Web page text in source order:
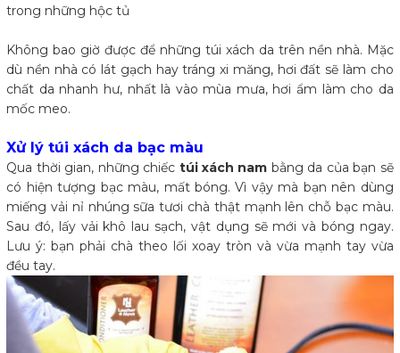
trong những hộc tủ
Không bao giờ được để những túi xách da trên nền nhà. Mặc
dù nền nhà có lát gạch hay tráng xi măng, hơi đất sẽ làm cho
chất da nhanh hư, nhất là vào mùa mưa, hơi ẩm làm cho da
mốc meo.
Xử lý túi xách da bạc màu
Qua thời gian, những chiếc túi xách nam bằng da của bạn sẽ
có hiện tượng bạc màu, mất bóng. Vì vậy mà bạn nên dùng
miếng vải nỉ nhúng sữa tươi chà thật mạnh lên chỗ bạc màu.
Sau đó, lấy vải khô lau sạch, vật dụng sẽ mới và bóng ngay.
Lưu ý: bạn phải chà theo lối xoay tròn và vừa mạnh tay vừa
đều tay.